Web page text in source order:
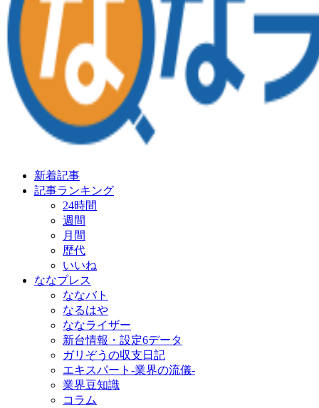
新着記事
記事ランキング
24時間
週間
月間
歴代
いいね
ななプレス
ななバト
なるはや
ななライザー
新台情報・設定6データ
ガリぞうの収支日記
エキスパート-業界の流儀-
業界豆知識
コラム